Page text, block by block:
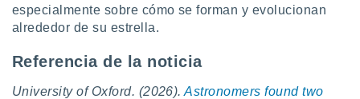
especialmente sobre cómo se forman y evolucionan
alrededor de su estrella.
Referencia de la noticia
University of Oxford. (2026).Astronomers found two